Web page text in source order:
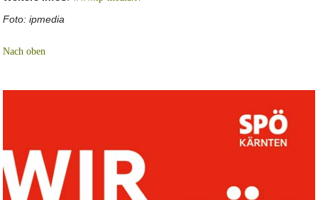
Foto: ipmedia
Nach oben